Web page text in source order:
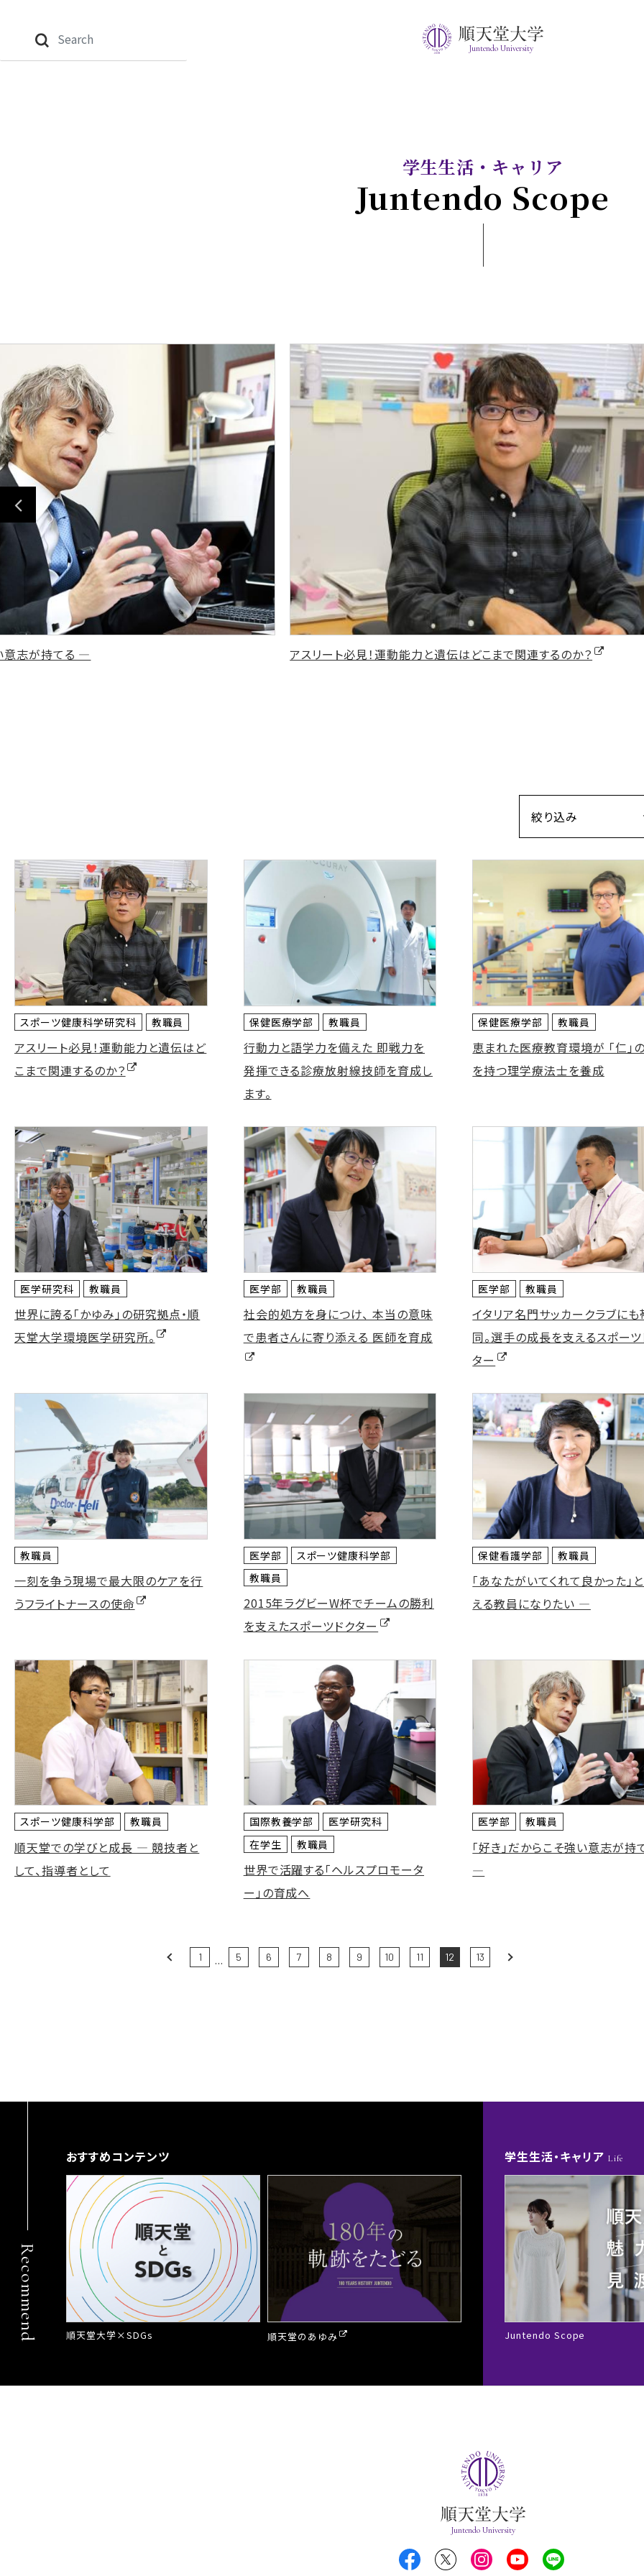
Juntendo University
学生生活・キャリア
Juntendo Scope
Previous
意志が持てる ― アスリート必見！運動能力と遺伝はどこまで関連するのか？
絞り込み
スポーツ健康科学研究科 教職員
アスリート必見！運動能力と遺伝はど
こまで関連するのか？
保健医療学部 教職員
行動力と語学力を備えた 即戦力を
発揮できる診療放射線技師を育成し
ます。
保健医療学部 教職員
恵まれた医療教育環境が 「仁」
を持つ理学療法士を養成
医学研究科 教職員
世界に誇る「かゆみ」の研究拠点・順
天堂大学環境医学研究所。
医学部 教職員
社会的処方を身につけ、 本当の意味
で患者さんに寄り添える 医師を育成
医学部 教職員
イタリア名門サッカークラブにも
同。選手の成長を支えるスポーツ
ター
教職員
一刻を争う現場で最大限のケアを行
うフライトナースの使命
医学部
スポーツ健康科学部
教職員
2015年ラグビーW杯でチームの勝利
を支えたスポーツドクター
保健看護学部 教職員
「あなたがいてくれて良かった」
える教員になりたい ―
スポーツ健康科学部 教職員
順天堂での学びと成長 ― 競技者と
して、指導者として
国際教養学部
医学研究科
在学生
教職員
世界で活躍する「ヘルスプロモータ
ー」の育成へ
医学部 教職員
「好き」だからこそ強い意志が持
―
Prev 1 ... 5 6 7 8 9 10 11 12 13 Next
Recommend
おすすめコンテンツ
順天堂大学×SDGs 順天堂のあゆみ
学生生活・キャリア Life
Juntendo Scope
Juntendo University